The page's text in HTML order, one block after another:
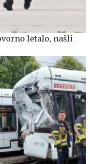
letalo, našli